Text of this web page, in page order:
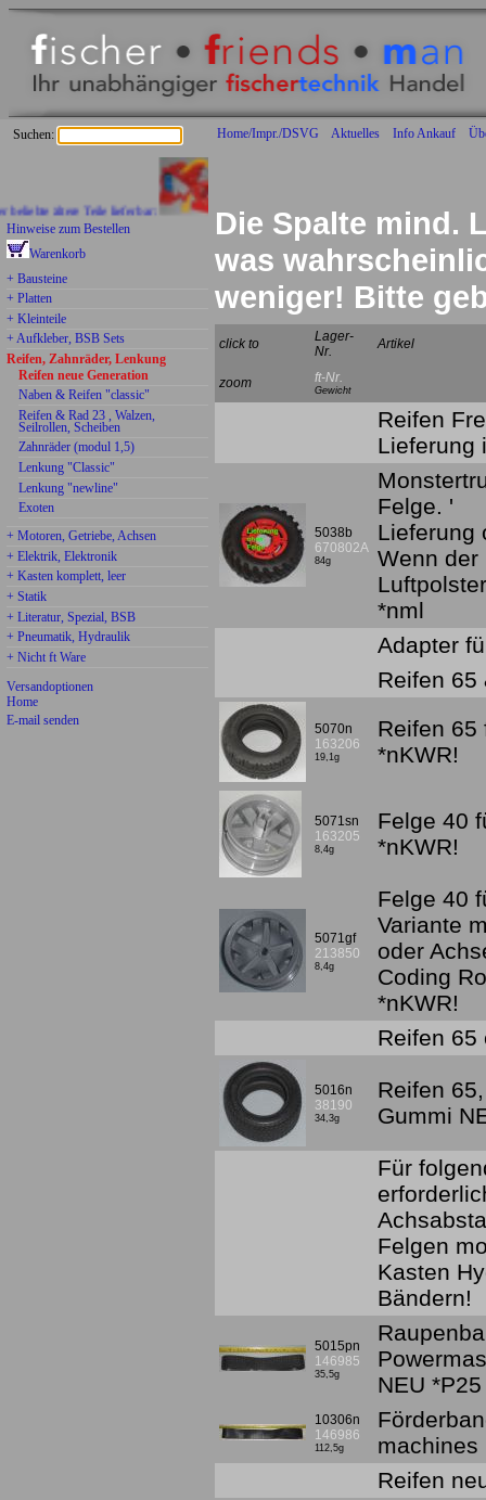
Home/Impr./DSVG Aktuelles Info Ankauf
Suchen:
ältere Teile lieferbar:
Hinweise zum Bestellen
Warenkorb
+ Bausteine
+ Platten
+ Kleinteile
+ Aufkleber, BSB Sets
Reifen, Zahnräder, Lenkung
Reifen neue Generation
Naben & Reifen "classic"
Reifen & Rad 23 , Walzen,
Seilrollen, Scheiben
Zahnräder (modul 1,5)
Lenkung "Classic"
Lenkung "newline"
Exoten
+ Motoren, Getriebe, Achsen
+ Elektrik, Elektronik
+ Kasten komplett, leer
+ Statik
+ Literatur, Spezial, BSB
+ Pneumatik, Hydraulik
+ Nicht ft Ware
Versandoptionen
Home
E-mail senden
Die Spalte mind.
was
weniger! Bitte
click to
Lager-
Nr.
Artikel
zoom ft-Nr.
Gewicht
Reifen
Lieferung
5038b
670802A
84g
Felge. '
Lieferung
Wenn der
*nml
Adapter
Reifen 65
5070n
163206
19,1g
Reifen 65
*nKWR!
5071sn
163205
8,4g
Felge 40
*nKWR!
5071gf
213850
8,4g
Felge 40
Variante
oder
Coding
*nKWR!
Reifen 65
5016n
38190
34,3g
Reifen
Gummi
Für
Felgen
Kasten
Bändern!
5015pn
146985
35,5g
NEU
10306n
146986
112,5g
machines
Reifen